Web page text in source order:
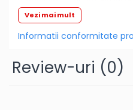
Set joaca doctor
Set joaca gradinarit
Seturi de constructie
unui clovn sau a unui
carte nu are pereche, iar
de ea inainte ca rundele sa
- carti de joc Pacalici;
Vezi mai mult
Informatii conformitate
Review-uri (0)